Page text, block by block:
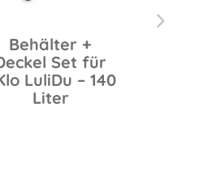
Behälter +
Set für
LuliDu – 140
Liter